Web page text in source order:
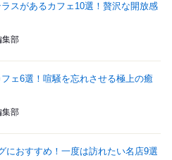
スがあるカフェ10選！贅沢な開放感
集部
ェ6選！喧騒を忘れさせる極上の癒
集部
におすすめ！一度は訪れたい名店9選